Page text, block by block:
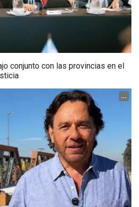
conjunto con las provincias en el
...